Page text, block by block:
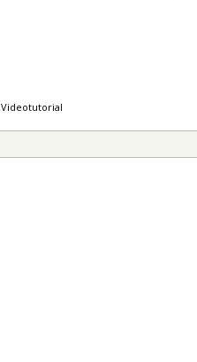
Videotutorial